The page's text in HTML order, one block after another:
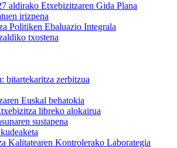
aldirako Etxebizitzaren Gida Plana
irizpena
Politiken Ebaluazio Integrala
txostena
bitartekaritza zerbitzua
Euskal behatokia
libreko alokairua
sustapena
Kalitatearen Kontrolerako Laborategia